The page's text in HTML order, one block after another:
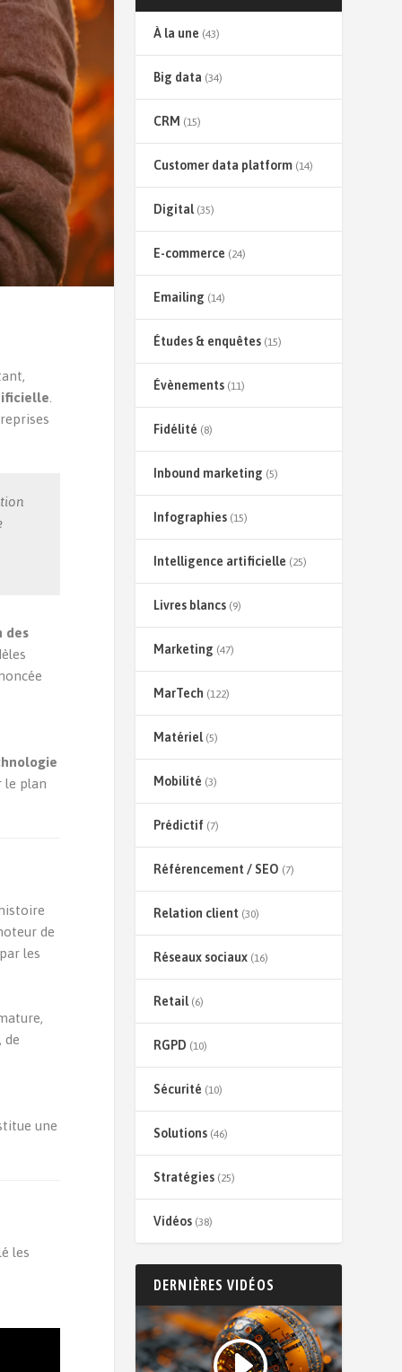
des
le plan
de
les
de
une
les
À la une (43)
Big data (34)
CRM (15)
Customer data platform(14)
Digital(35)
E-commerce (24)
Emailing (14)
Études & enquêtes(15)
Évènements(11)
Fidélité (8)
Inbound marketing (5)
Infographies(15)
Intelligence artificielle (25)
Livres blancs(9)
Marketing (47)
MarTech (122)
Matériel(5)
Mobilité (3)
Prédictif (7)
Référencement / SEO (7)
Relation client(30)
Réseaux sociaux(16)
Retail(6)
RGPD (10)
Sécurité (10)
Solutions(46)
Stratégies(25)
Vidéos(38)
DERNIÈRES VIDÉOS